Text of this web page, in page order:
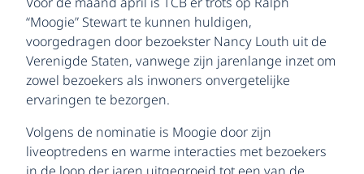
“Moogie” Stewart te kunnen huldigen,
voorgedragen door bezoekster Nancy Louth uit de
Verenigde Staten, vanwege zijn jarenlange inzet om
zowel bezoekers als inwoners onvergetelijke
ervaringen te bezorgen.
Volgens de nominatie is Moogie door zijn
liveoptredens en warme interacties met bezoekers